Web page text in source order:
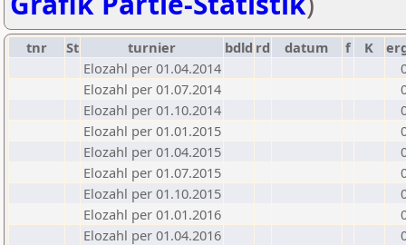
tnr St turnier bdld rd datum f K
Elozahl per 01.04.2014
Elozahl per 01.07.2014
Elozahl per 01.10.2014
Elozahl per 01.01.2015
Elozahl per 01.04.2015
Elozahl per 01.07.2015
Elozahl per 01.10.2015
Elozahl per 01.01.2016
Elozahl per 01.04.2016